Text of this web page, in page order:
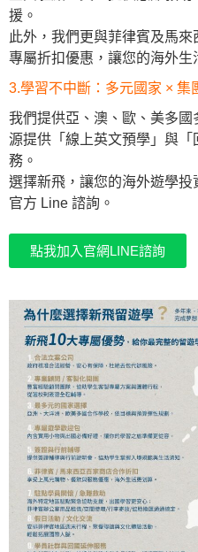
援。
此外，我們更與菲律賓及馬
專屬折扣優惠，讓您的海外生
3.學習不中斷：多元國家 × 集
我們提供亞、澳、歐、美多
源提供「線上英文預學」與
務。
選擇新飛，讓您的海外遊學投
官方 Line 諮詢。
點我加入官網LINE諮詢